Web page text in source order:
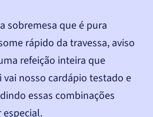
sobremesa que é pura
rápido da travessa, aviso
refeição inteira que
nosso cardápio testado e
essas combinações